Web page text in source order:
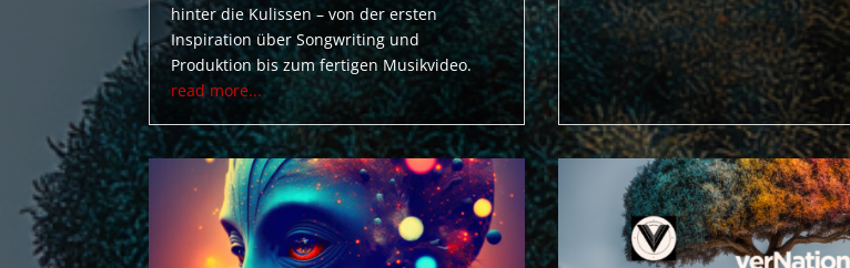
hinter die Kulissen – von der ersten
Inspiration über Songwriting und
Produktion bis zum fertigen Musikvideo.
read more...